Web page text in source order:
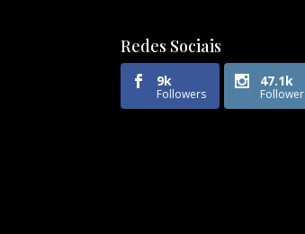
Redes Sociais
9k
Followers
47.1k